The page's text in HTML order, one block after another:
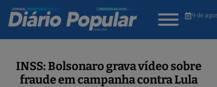
9 de
INSS: Bolsonaro grava vídeo sobre
fraude em campanha contra Lula